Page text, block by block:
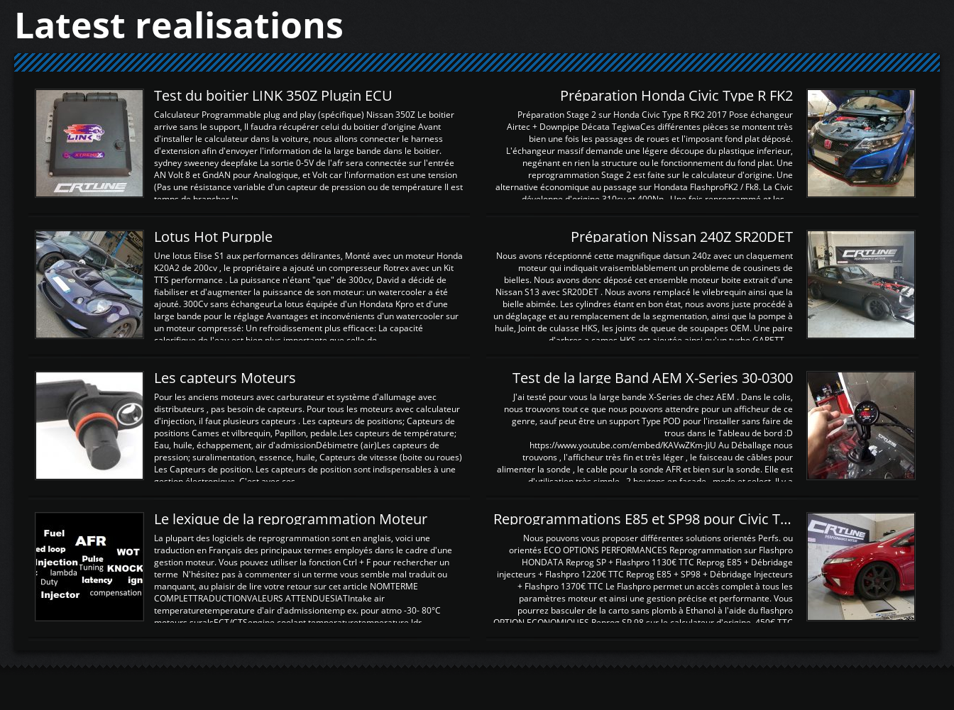
Latest realisations
Test du boitier LINK 350Z Plugin ECU
Calculateur Programmable plug and play (spécifique) Nissan 350Z Le boitier
arrive sans le support, Il faudra récupérer celui du boitier d'origine Avant
d'installer le calculateur dans la voiture, nous allons connecter le harness
d'extension afin d'envoyer l'information de la large bande dans le boitier.
sydney sweeney deepfake La sortie 0-5V de l'afr sera connectée sur l'entrée
AN Volt 8 et GndAN pour Analogique, et Volt car l'information est une tension
(Pas une résistance variable d'un capteur de pression ou de température Il est
temps de brancher le ...
Préparation Honda Civic Type R FK2
Préparation Stage 2 sur Honda Civic Type R FK2 2017 Pose échangeur
Airtec + Downpipe Décata TegiwaCes différentes pièces se montent très
bien une fois les passages de roues et l'imposant fond plat déposé.
L'échangeur massif demande une légere découpe du plastique inferieur,
negénant en rien la structure ou le fonctionnement du fond plat. Une
reprogrammation Stage 2 est faite sur le calculateur d'origine. Une
alternative économique au passage sur Hondata FlashproFK2 / Fk8. La Civic
développe d'origine 310cv et 400Nn , Une fois reprogrammé et les ...
Lotus Hot Purpple
Une lotus Elise S1 aux performances délirantes, Monté avec un moteur Honda
K20A2 de 200cv , le propriétaire a ajouté un compresseur Rotrex avec un Kit
TTS performance . La puissance n'étant "que" de 300cv, David a décidé de
fiabiliser et d'augmenter la puissance de son moteur: un watercooler a été
ajouté. 300Cv sans échangeurLa lotus équipée d'un Hondata Kpro et d'une
large bande pour le réglage Avantages et inconvénients d'un watercooler sur
un moteur compressé: Un refroidissement plus efficace: La capacité
calorifique de l'eau est bien plus importante que celle de ...
Préparation Nissan 240Z SR20DET
Nous avons réceptionné cette magnifique datsun 240z avec un claquement
moteur qui indiquait vraisemblablement un probleme de cousinets de
bielles. Nous avons donc déposé cet ensemble moteur boite extrait d'une
Nissan S13 avec SR20DET . Nous avons remplacé le vilebrequin ainsi que la
bielle abimée. Les cylindres étant en bon état, nous avons juste procédé à
un déglaçage et au remplacement de la segmentation, ainsi que la pompe à
huile, Joint de culasse HKS, les joints de queue de soupapes OEM. Une paire
d'arbres a cames HKS est ajoutée ainsi qu'un turbo GARETT ...
Les capteurs Moteurs
Pour les anciens moteurs avec carburateur et système d'allumage avec
distributeurs , pas besoin de capteurs. Pour tous les moteurs avec calculateur
d'injection, il faut plusieurs capteurs . Les capteurs de positions; Capteurs de
positions Cames et vilbrequin, Papillon, pedale.Les capteurs de température;
Eau, huile, échappement, air d'admissionDébimetre (air)Les capteurs de
pression; suralimentation, essence, huile, Capteurs de vitesse (boite ou roues)
Les Capteurs de position. Les capteurs de position sont indispensables à une
gestion électronique. C'est avec ces ...
Test de la large Band AEM X-Series 30-0300
J'ai testé pour vous la large bande X-Series de chez AEM . Dans le colis,
nous trouvons tout ce que nous pouvons attendre pour un afficheur de ce
genre, sauf peut être un support Type POD pour l'installer sans faire de
trous dans le Tableau de bord :D
https://www.youtube.com/embed/KAVwZKm-JiU Au Déballage nous
trouvons , l'afficheur très fin et très léger , le faisceau de câbles pour
alimenter la sonde , le cable pour la sonde AFR et bien sur la sonde. Elle est
d'utilisation très simple , 2 boutons en façade , mode et select. Il y a
Le lexique de la reprogrammation Moteur
La plupart des logiciels de reprogrammation sont en anglais, voici une
traduction en Français des principaux termes employés dans le cadre d'une
gestion moteur. Vous pouvez utiliser la fonction Ctrl + F pour rechercher un
terme N'hésitez pas à commenter si un terme vous semble mal traduit ou
manquant, au plaisir de lire votre retour sur cet article NOMTERME
COMPLETTRADUCTIONVALEURS ATTENDUESIATIntake air
temperaturetemperature d'air d'admissiontemp ex. pour atmo -30- 80°C
moteurs suralsECT/CTSengine coolant temperaturetemperature ldr
Reprogrammations E85 et SP98 pour Civic Type R FN2
Nous pouvons vous proposer différentes solutions orientés Perfs. ou
orientés ECO OPTIONS PERFORMANCES Reprogrammation sur Flashpro
HONDATA Reprog SP + Flashpro 1130€ TTC Reprog E85 + Débridage
injecteurs + Flashpro 1220€ TTC Reprog E85 + SP98 + Débridage Injecteurs
+ Flashpro 1370€ TTC Le Flashpro permet un accès complet à tous les
paramètres moteur et ainsi une gestion précise et performante. Vous
pourrez basculer de la carto sans plomb à Ethanol à l'aide du flashpro
OPTION ECONOMIQUES Reprog SP 98 sur le calculateur d'origine 450€ TTC